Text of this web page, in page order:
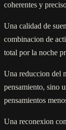
coherentes y
Una calidad de
combinacion de
total por la noche
Una reduccion del
pensamiento, sino
pensamientos
Una reconexion